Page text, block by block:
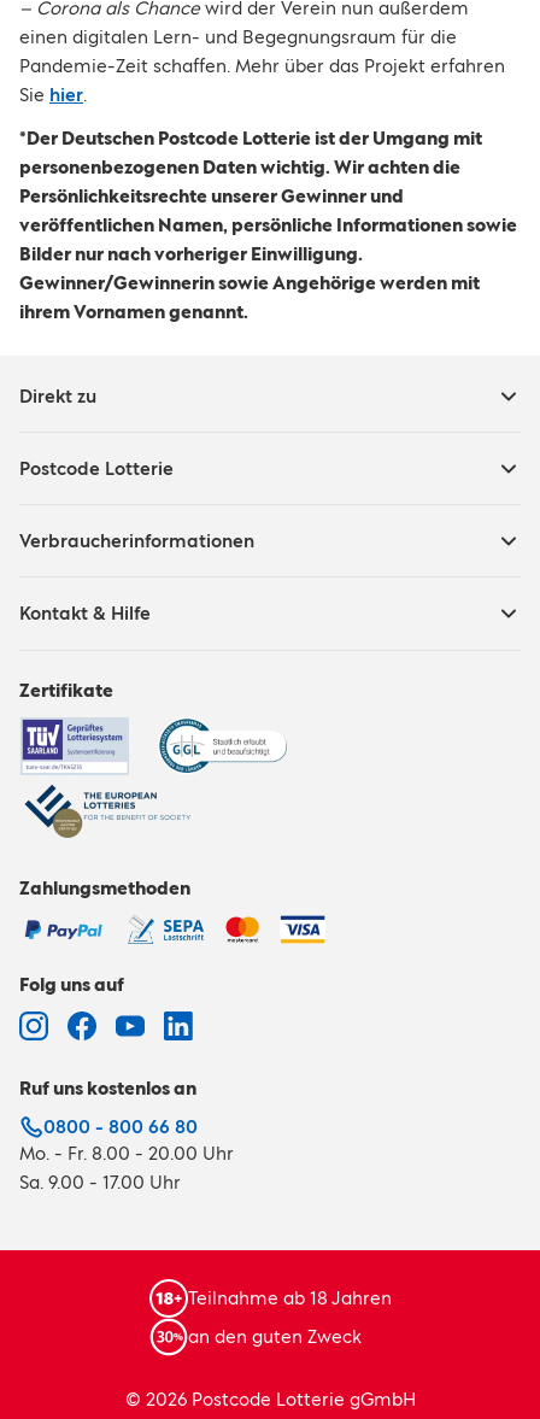
– Corona als Chance wird der Verein nun außerdem
einen digitalen Lern- und Begegnungsraum für die
Pandemie-Zeit schaffen. Mehr über das Projekt erfahren
Sie hier.
*Der Deutschen Postcode Lotterie ist der Umgang mit
personenbezogenen Daten wichtig. Wir achten die
Persönlichkeitsrechte unserer Gewinner und
veröffentlichen Namen, persönliche Informationen sowie
Bilder nur nach vorheriger Einwilligung.
Gewinner/Gewinnerin sowie Angehörige werden mit
ihrem Vornamen genannt.
Direkt zu
Postcode Lotterie
Verbraucherinformationen
Kontakt & Hilfe
Zertifikate
Zahlungsmethoden
Folg uns auf
Ruf uns kostenlos an
0800 - 800 66 80
Mo. - Fr. 8.00 - 20.00 Uhr
Sa. 9.00 - 17.00 Uhr
Teilnahme ab 18 Jahren
an den guten Zweck
© 2026 Postcode Lotterie gGmbH